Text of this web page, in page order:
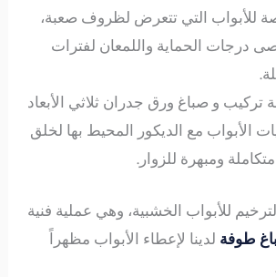
للأبواب التي تتعرض لظروف صعبة،
درجات الحماية واللمعان لفترات
تركيب و صباغ ورق جدران ثلاثي الأبعاد
الأبواب مع الديكور المحيط بها لخلق
ومبهرة للزوار.
للأبواب الخشبية، وهي عملية فنية
طوفة لدينا لإعطاء الأبواب مظهراً